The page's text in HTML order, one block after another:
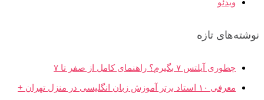
نوشته‌های تازه
چطوری آیلتس ۷ بگیرم؟ راهنمای کامل از صفر تا ۷
معرفی ۱۰ استاد برتر آموزش زبان انگلیسی در منزل تهران +